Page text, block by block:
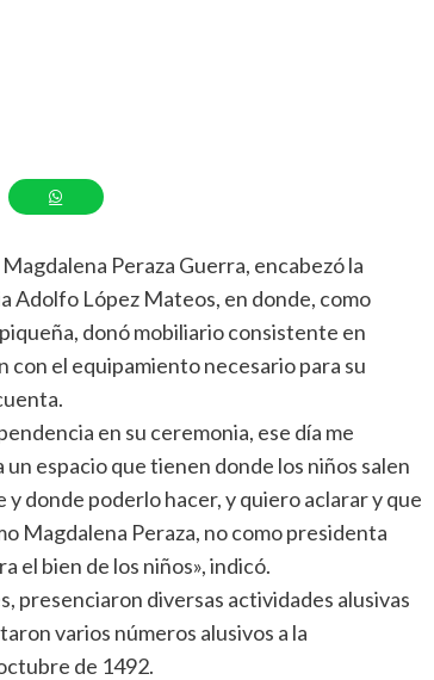
Peraza Guerra, encabezó la
Adolfo López Mateos, en donde, como
donó mobiliario consistente en
con el equipamiento necesario para su
en su ceremonia, ese día me
espacio que tienen donde los niños salen
donde poderlo hacer, y quiero aclarar y que
Magdalena Peraza, no como presidenta
el bien de los niños», indicó.
presenciaron diversas actividades alusivas
varios números alusivos a la
de 1492.